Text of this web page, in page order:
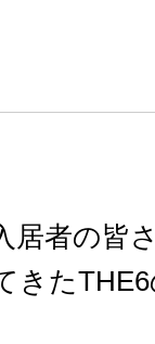
居者の皆
きた